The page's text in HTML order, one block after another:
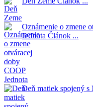
Oznámenie o zmene
Jednota Článok ...
Deň matiek spojený s